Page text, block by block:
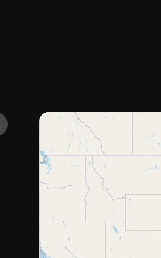
Washington
D.C.
San
Francisco
Los
Ángeles